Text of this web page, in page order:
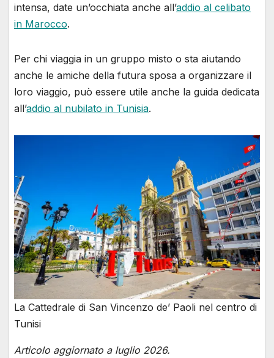
intensa, date un’occhiata anche all’addio al celibato
in Marocco.
Per chi viaggia in un gruppo misto o sta aiutando
anche le amiche della futura sposa a organizzare il
loro viaggio, può essere utile anche la guida dedicata
all’addio al nubilato in Tunisia.
La Cattedrale di San Vincenzo de’ Paoli nel centro di
Tunisi
Articolo aggiornato a luglio 2026.